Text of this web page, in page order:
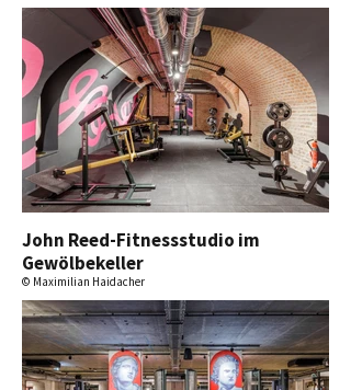
John Reed-Fitnessstudio im
Gewölbekeller
© Maximilian Haidacher